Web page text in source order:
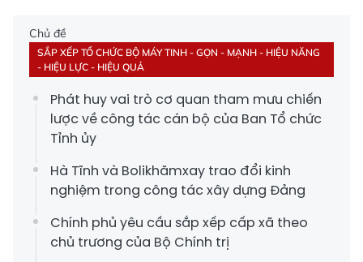
Chủ đề
SẮP XẾP TỔ CHỨC BỘ MÁY TINH - GỌN - MẠNH - HIỆU NĂNG
- HIỆU LỰC - HIỆU QUẢ
Phát huy vai trò cơ quan tham mưu chiến
lược về công tác cán bộ của Ban Tổ chức
Tỉnh ủy
Hà Tĩnh và Bolikhămxay trao đổi kinh
nghiệm trong công tác xây dựng Đảng
Chính phủ yêu cầu sắp xếp cấp xã theo
chủ trương của Bộ Chính trị